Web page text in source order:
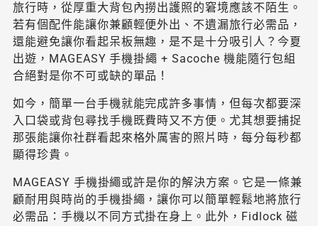
旅行時，從厚重大背包內撈出護照的窘境應該不陌生。
若有個配件能讓你兼顧輕便外出、不遺漏旅行必需品，
還能避免讓你看起呆板無趣，是不是十分吸引人？今夏
出遊，MAGEASY 手機掛繩 + Sacoche 機能隨行包組
合絕對是你不可或缺的單品！
如今，簡單一台手機就能完成許多事情，但每次都要深
入口袋或背包尋找手機既費時又不方便。尤其想要捕捉
那張能讓你社群看起來格外厲害的照片時，每分每秒都
顯得珍貴。
MAGEASY 手機掛繩或許是你的解決方案。它是一條兼
顧耐用與時尚的手機掛繩，讓你可以簡單輕鬆地將旅行
必需品：手機以不同方式掛在身上。此外，Fidlock 磁